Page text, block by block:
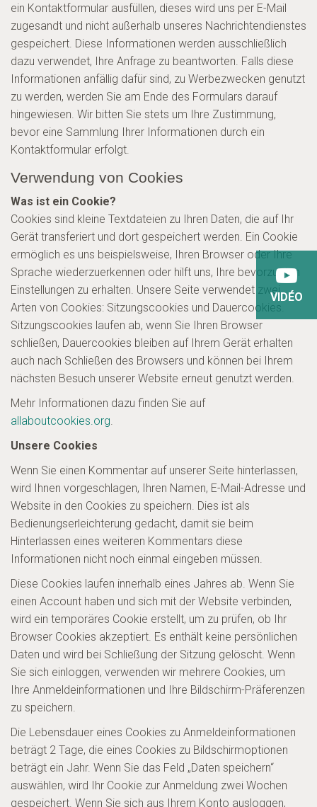
ein Kontaktformular ausfüllen, dieses wird uns per E-Mail
zugesandt und nicht außerhalb unseres Nachrichtendienstes
gespeichert. Diese Informationen werden ausschließlich
dazu verwendet, Ihre Anfrage zu beantworten. Falls diese
Informationen anfällig dafür sind, zu Werbezwecken genutzt
zu werden, werden Sie am Ende des Formulars darauf
hingewiesen. Wir bitten Sie stets um Ihre Zustimmung,
bevor eine Sammlung Ihrer Informationen durch ein
Kontaktformular erfolgt.
Verwendung von Cookies
Was ist ein Cookie?
Cookies sind kleine Textdateien zu Ihren Daten, die auf Ihr
Gerät transferiert und dort gespeichert werden. Ein Cookie
ermöglich es uns beispielsweise, Ihren Browser oder Ihre
Sprache wiederzuerkennen oder hilft uns, Ihre bevorzugten
Einstellungen zu erhalten. Unsere Seite verwendet zwei
Arten von Cookies: Sitzungscookies und Dauercookies.
Sitzungscookies laufen ab, wenn Sie Ihren Browser
schließen, Dauercookies bleiben auf Ihrem Gerät erhalten
auch nach Schließen des Browsers und können bei Ihrem
nächsten Besuch unserer Website erneut genutzt werden.
Mehr Informationen dazu finden Sie auf
allaboutcookies.org.
Unsere Cookies
Wenn Sie einen Kommentar auf unserer Seite hinterlassen,
wird Ihnen vorgeschlagen, Ihren Namen, E-Mail-Adresse und
Website in den Cookies zu speichern. Dies ist als
Bedienungserleichterung gedacht, damit sie beim
Hinterlassen eines weiteren Kommentars diese
Informationen nicht noch einmal eingeben müssen.
Diese Cookies laufen innerhalb eines Jahres ab. Wenn Sie
einen Account haben und sich mit der Website verbinden,
wird ein temporäres Cookie erstellt, um zu prüfen, ob Ihr
Browser Cookies akzeptiert. Es enthält keine persönlichen
Daten und wird bei Schließung der Sitzung gelöscht. Wenn
Sie sich einloggen, verwenden wir mehrere Cookies, um
Ihre Anmeldeinformationen und Ihre Bildschirm-Präferenzen
zu speichern.
Die Lebensdauer eines Cookies zu Anmeldeinformationen
beträgt 2 Tage, die eines Cookies zu Bildschirmoptionen
beträgt ein Jahr. Wenn Sie das Feld „Daten speichern“
auswählen, wird Ihr Cookie zur Anmeldung zwei Wochen
gespeichert. Wenn Sie sich aus Ihrem Konto ausloggen,
VIDÉO